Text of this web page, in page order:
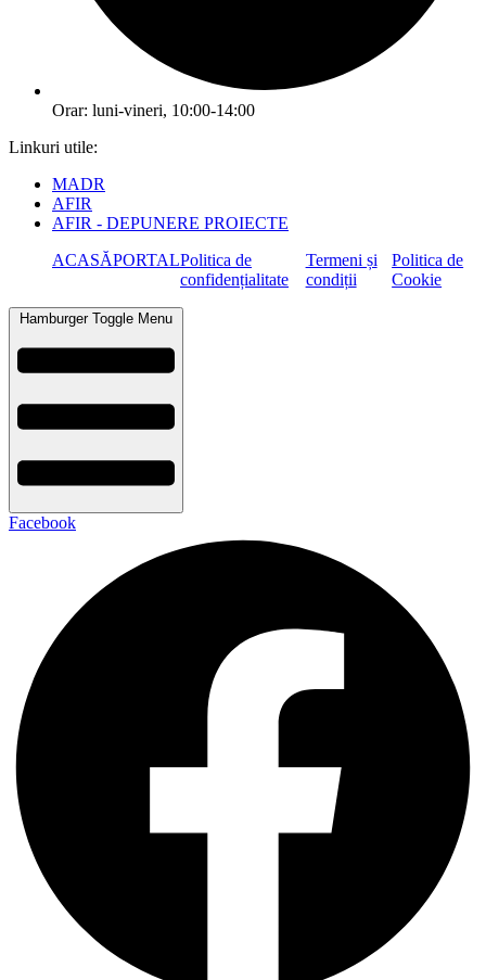
Orar: luni-vineri, 10:00-14:00
Linkuri utile:
MADR
AFIR
AFIR - DEPUNERE PROIECTE
ACASĂPORTALPolitica de
confidențialitate
Termeni și
condiții
Politica de
Cookie
Hamburger Toggle Menu
Facebook